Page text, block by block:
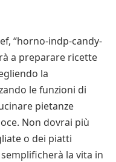
“horno-indp-candy-
a preparare ricette
la
le funzioni di
pietanze
Non dovrai più
o dei piatti
la vita in